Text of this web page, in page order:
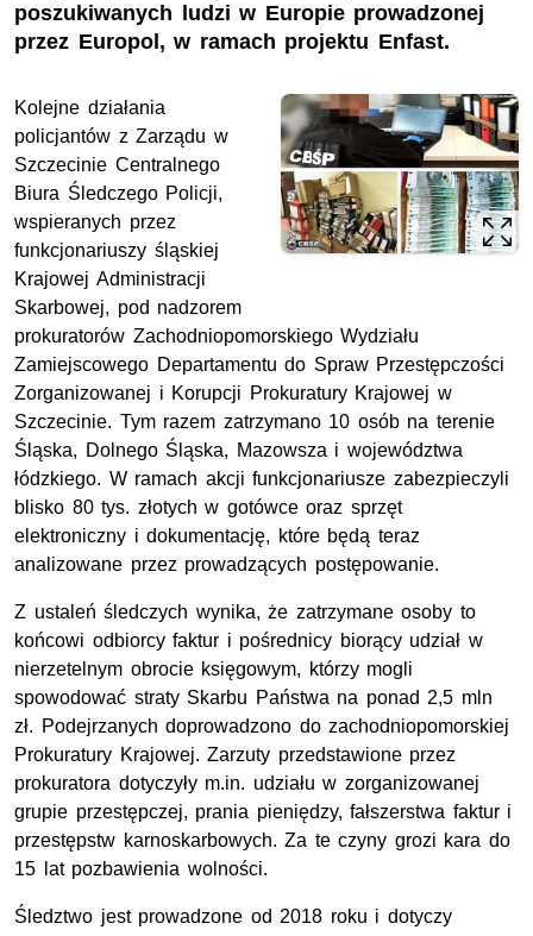
poszukiwanych ludzi w Europie prowadzonej
przez Europol, w ramach projektu Enfast.
Kolejne działania
policjantów z Zarządu w
Szczecinie Centralnego
Biura Śledczego Policji,
wspieranych przez
funkcjonariuszy śląskiej
Krajowej Administracji
Skarbowej, pod nadzorem
prokuratorów Zachodniopomorskiego Wydziału
Zamiejscowego Departamentu do Spraw Przestępczości
Zorganizowanej i Korupcji Prokuratury Krajowej w
Szczecinie. Tym razem zatrzymano 10 osób na terenie
Śląska, Dolnego Śląska, Mazowsza i województwa
łódzkiego. W ramach akcji funkcjonariusze zabezpieczyli
blisko 80 tys. złotych w gotówce oraz sprzęt
elektroniczny i dokumentację, które będą teraz
analizowane przez prowadzących postępowanie.
Z ustaleń śledczych wynika, że zatrzymane osoby to
końcowi odbiorcy faktur i pośrednicy biorący udział w
nierzetelnym obrocie księgowym, którzy mogli
spowodować straty Skarbu Państwa na ponad 2,5 mln
zł. Podejrzanych doprowadzono do zachodniopomorskiej
Prokuratury Krajowej. Zarzuty przedstawione przez
prokuratora dotyczyły m.in. udziału w zorganizowanej
grupie przestępczej, prania pieniędzy, fałszerstwa faktur i
przestępstw karnoskarbowych. Za te czyny grozi kara do
15 lat pozbawienia wolności.
Śledztwo jest prowadzone od 2018 roku i dotyczy